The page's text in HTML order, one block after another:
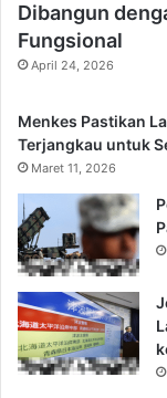
Dibangun
Fungsional
April 24, 2026
Menkes Pastikan
Terjangkau untuk
Maret 11, 2026